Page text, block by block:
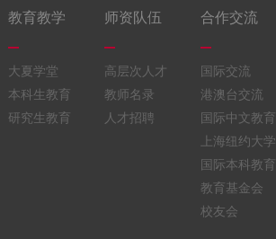
教育教学
大夏学堂
本科生教育
研究生教育
师资队伍
高层次人才
教师名录
人才招聘
合作交流
国际交流
港澳台交流
国际中文教育
上海纽约大学
国际本科教育
教育基金会
校友会